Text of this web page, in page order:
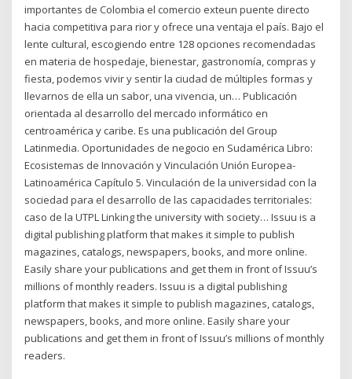
importantes de Colombia el comercio exteun puente directo
hacia competitiva para rior y ofrece una ventaja el país. Bajo el
lente cultural, escogiendo entre 128 opciones recomendadas
en materia de hospedaje, bienestar, gastronomía, compras y
fiesta, podemos vivir y sentir la ciudad de múltiples formas y
llevarnos de ella un sabor, una vivencia, un… Publicación
orientada al desarrollo del mercado informático en
centroamérica y caribe. Es una publicación del Group
Latinmedia. Oportunidades de negocio en Sudamérica Libro:
Ecosistemas de Innovación y Vinculación Unión Europea-
Latinoamérica Capítulo 5. Vinculación de la universidad con la
sociedad para el desarrollo de las capacidades territoriales:
caso de la UTPL Linking the university with society… Issuu is a
digital publishing platform that makes it simple to publish
magazines, catalogs, newspapers, books, and more online.
Easily share your publications and get them in front of Issuu’s
millions of monthly readers. Issuu is a digital publishing
platform that makes it simple to publish magazines, catalogs,
newspapers, books, and more online. Easily share your
publications and get them in front of Issuu’s millions of monthly
readers.